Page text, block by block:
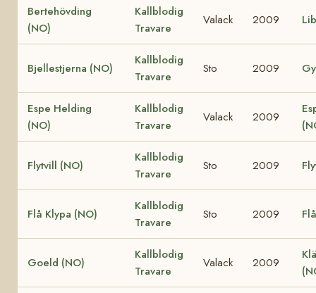
Bertehövding
(NO)
Kallblodig
Travare
Valack 2009
Bjellestjerna (NO)
Kallblodig
Travare
Sto 2009
Espe Helding
(NO)
Kallblodig
Travare
Valack 2009
Flytvill (NO)
Kallblodig
Travare
Sto 2009
Flå Klypa (NO)
Kallblodig
Travare
Sto 2009
Goeld (NO)
Kallblodig
Travare
Valack 2009